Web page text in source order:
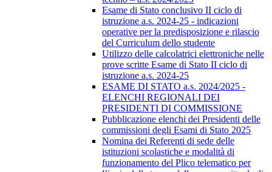
Esame di Stato conclusivo II ciclo di
istruzione a.s. 2024-25 - indicazioni
operative per la predisposizione e rilascio
del Curriculum dello studente
Utilizzo delle calcolatrici elettroniche nelle
prove scritte Esame di Stato II ciclo di
istruzione a.s. 2024-25
ESAME DI STATO a.s. 2024/2025 -
ELENCHI REGIONALI DEI
PRESIDENTI DI COMMISSIONE
Pubblicazione elenchi dei Presidenti delle
commissioni degli Esami di Stato 2025
Nomina dei Referenti di sede delle
istituzioni scolastiche e modalità di
funzionamento del Plico telematico per